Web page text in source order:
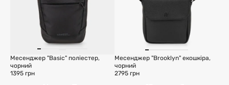
Месенджер "Basic" поліестер,
чорний
1395 грн
Месенджер "Brooklyn" екошкіра,
чорний
2795 грн